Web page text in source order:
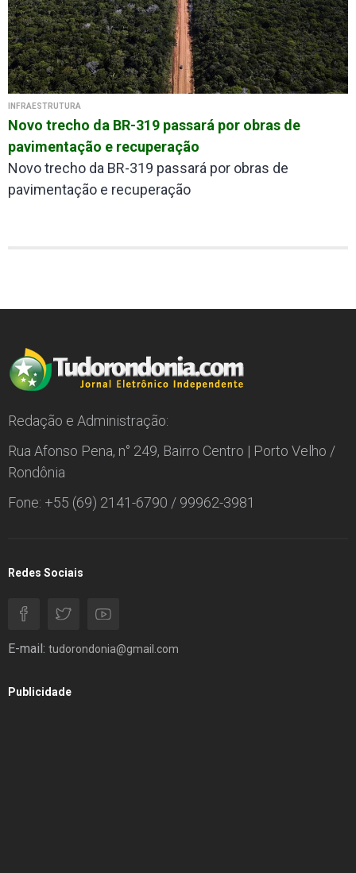
INFRAESTRUTURA
Novo trecho da BR-319 passará por obras de
pavimentação e recuperação
Novo trecho da BR-319 passará por obras de
pavimentação e recuperação
Redação e Administração:
Rua Afonso Pena, n° 249, Bairro Centro | Porto Velho /
Rondônia
Fone: +55 (69) 2141-6790 / 99962-3981
Redes Sociais
E-mail: tudorondonia@gmail.com
Publicidade